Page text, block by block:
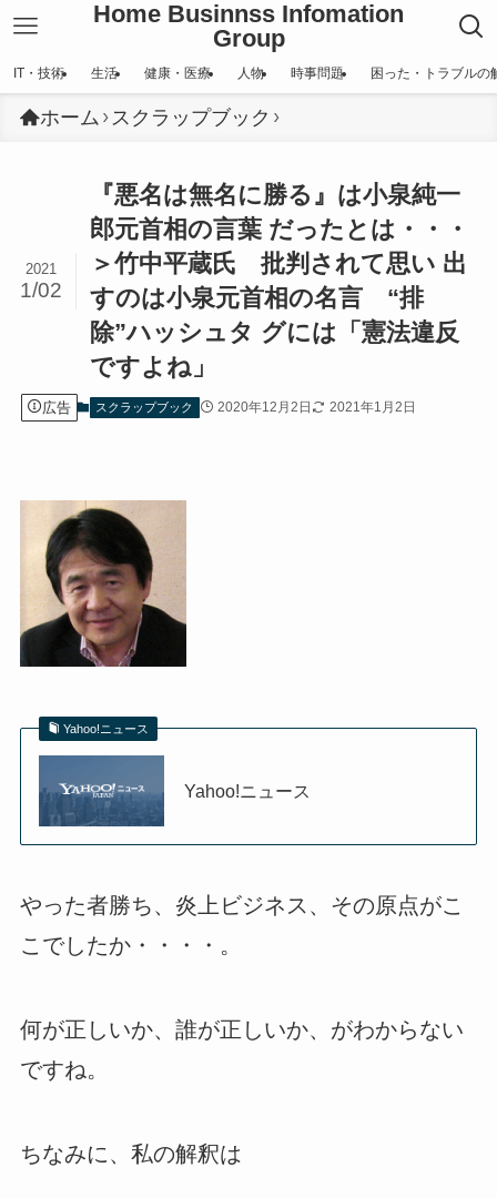
Home Businnss Infomation
Group
IT・技術 生活 健康・医療 人物 時事問題 困った・トラブルの
ホーム スクラップブック
『悪名は無名に勝る』は小泉純一
郎元首相の言葉 だったとは・・・
＞竹中平蔵氏 批判されて思い 出
すのは小泉元首相の名言 “排
除”ハッシュタ グには「憲法違反
ですよね」
2021
1/02
広告 スクラップブック 2020年12月2日 2021年1月2日
Yahoo!ニュース
Yahoo!ニュース
やった者勝ち、炎上ビジネス、その原点がこ
こでしたか・・・・。
何が正しいか、誰が正しいか、がわからない
ですね。
ちなみに、私の解釈は